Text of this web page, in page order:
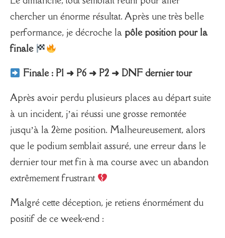
chercher un énorme résultat. Après une très belle
performance, je décroche la pôle position pour la
finale
Finale : P1 ➜ P6 ➜ P2 ➜ DNF dernier tour
Après avoir perdu plusieurs places au départ suite
à un incident, j’ai réussi une grosse remontée
jusqu’à la 2ème position. Malheureusement, alors
que le podium semblait assuré, une erreur dans le
dernier tour met fin à ma course avec un abandon
extrêmement frustrant
Malgré cette déception, je retiens énormément du
positif de ce week-end :